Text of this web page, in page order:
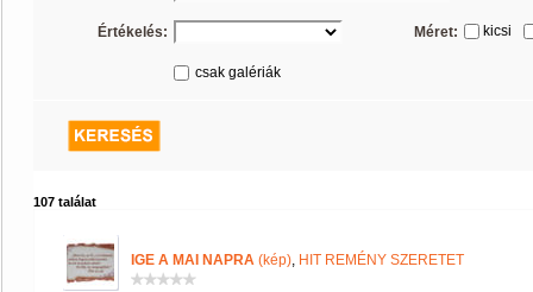
Értékelés: Méret: kicsi
csak galériák
107 találat
IGE A MAI NAPRA (kép), HIT REMÉNY SZERETET